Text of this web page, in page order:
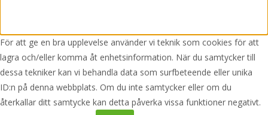
För att ge en bra upplevelse använder vi teknik som cookies för att
lagra och/eller komma åt enhetsinformation. När du samtycker till
dessa tekniker kan vi behandla data som surfbeteende eller unika
ID:n på denna webbplats. Om du inte samtycker eller om du
återkallar ditt samtycke kan detta påverka vissa funktioner negativt.